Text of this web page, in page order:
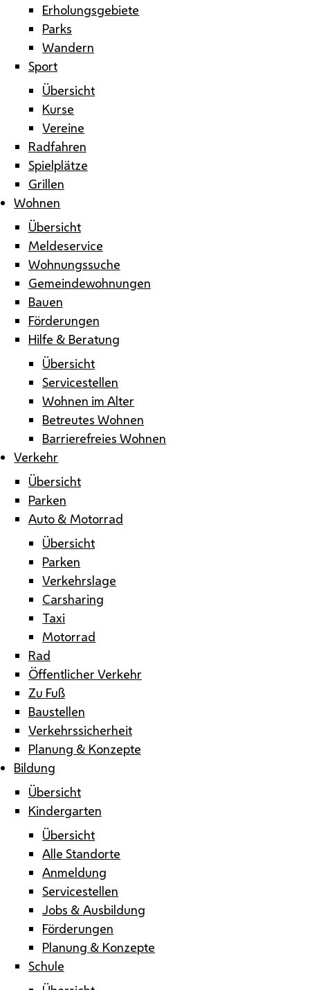
Erholungsgebiete
Parks
Wandern
Sport
Übersicht
Kurse
Vereine
Radfahren
Spielplätze
Grillen
Wohnen
Übersicht
Meldeservice
Wohnungssuche
Gemeindewohnungen
Bauen
Förderungen
Hilfe & Beratung
Übersicht
Servicestellen
Wohnen im Alter
Betreutes Wohnen
Barrierefreies Wohnen
Verkehr
Übersicht
Parken
Auto & Motorrad
Übersicht
Parken
Verkehrslage
Carsharing
Taxi
Motorrad
Rad
Öffentlicher Verkehr
Zu Fuß
Baustellen
Verkehrssicherheit
Planung & Konzepte
Bildung
Übersicht
Kindergarten
Übersicht
Alle Standorte
Anmeldung
Servicestellen
Jobs & Ausbildung
Förderungen
Planung & Konzepte
Schule